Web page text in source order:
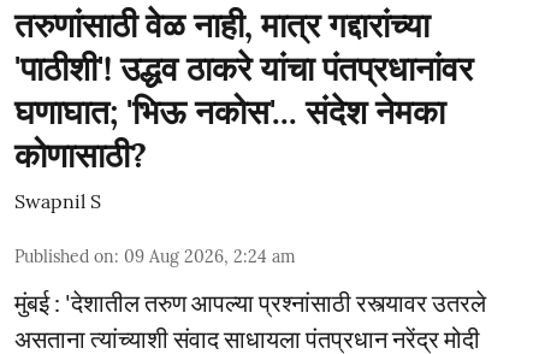
तरुणांसाठी वेळ नाही, मात्र गद्दारांच्या
'पाठीशी'! उद्धव ठाकरे यांचा पंतप्रधानांवर
घणाघात; 'भिऊ नकोस'... संदेश नेमका
कोणासाठी?
Swapnil S
Published on: 09 Aug 2026, 2:24 am
मुंबई : 'देशातील तरुण आपल्या प्रश्नांसाठी रस्त्यावर उतरले
असताना त्यांच्याशी संवाद साधायला पंतप्रधान नरेंद्र मोदी